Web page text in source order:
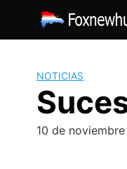
contenido
NOTICIAS
10 de